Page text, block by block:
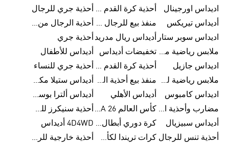
اديداس اورجينال
أحذية كرة القدم للرجال من أديداس
أحذية جري للرجال
أديداس تيريكس
منفذ بيع للرجال من أديداس
أحذية الرجال من أديداس
اديداس سوبر ستار
أديداس ريال مدريد أحذية جري
ملابس رياضية من أديداس تخفيضات أديداس
أديداس للأطفال
اديداس جازيل
أحذية كرة القدم من أديداس
أحذية جري للنساء
ملابس رياضية للأطفال من أديداس
منفذ بيع أحذية الرجال من أديداس
أديداس ستيلا مكارتني
اديداس كامبوس
أديداس الأهلي
أديداس ألترا بوست للنساء
مضارب وأحذية البادل من أديداس
كأس العالم FIFA 26™
أحذية سنيكرز للرجال من أديداس
أديداس سبيزيال
كرة دوري أبطال أوروبا من أديداس 4D4WD أديداس
أحذية تنس للرجال
كرات تريندا لكأس العالم FIFA 26™
أحذية خارجية للرجال